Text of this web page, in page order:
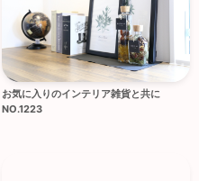
お気に入りのインテリア雑貨と共に
NO.1223